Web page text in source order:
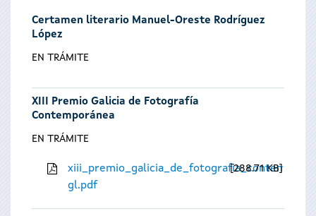
usted
aquí
Certamen literario Manuel-Oreste Rodríguez
López
EN TRÁMITE
XIII Premio Galicia de Fotografía
Contemporánea
EN TRÁMITE
gl.pdf
288.71 KB